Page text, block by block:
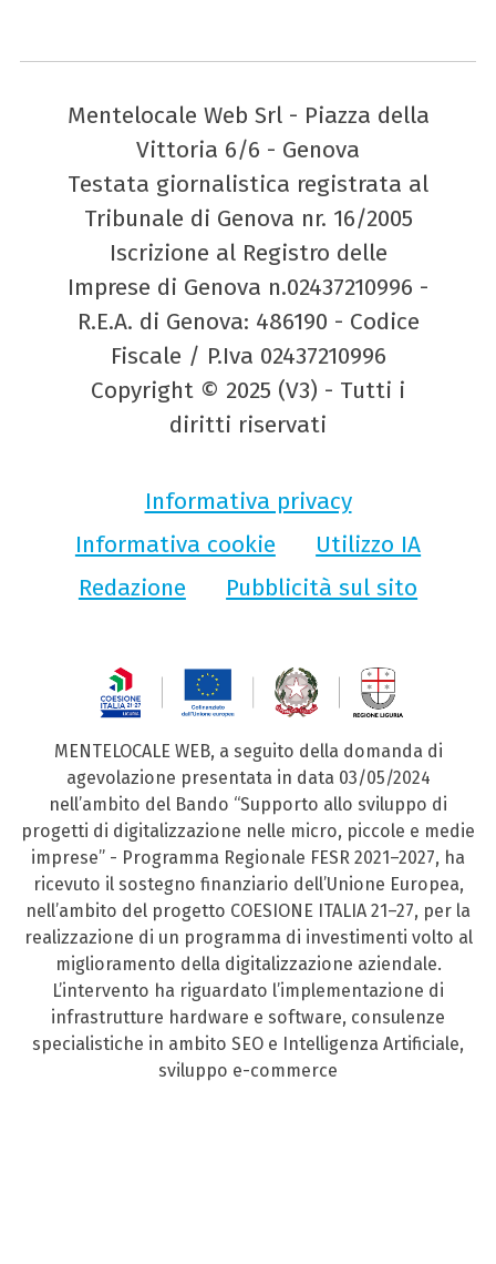
Mentelocale Web Srl - Piazza della
Vittoria 6/6 - Genova
Testata giornalistica registrata al
Tribunale di Genova nr. 16/2005
Iscrizione al Registro delle
Imprese di Genova n.02437210996 -
R.E.A. di Genova: 486190 - Codice
Fiscale / P.Iva 02437210996
Copyright © 2025 (V3) - Tutti i
diritti riservati
Informativa privacy
Informativa cookie
Utilizzo IA
Redazione
Pubblicità sul sito
MENTELOCALE WEB, a seguito della domanda di
agevolazione presentata in data 03/05/2024
nell’ambito del Bando “Supporto allo sviluppo di
progetti di digitalizzazione nelle micro, piccole e medie
imprese” - Programma Regionale FESR 2021–2027, ha
ricevuto il sostegno finanziario dell’Unione Europea,
nell’ambito del progetto COESIONE ITALIA 21–27, per la
realizzazione di un programma di investimenti volto al
miglioramento della digitalizzazione aziendale.
L’intervento ha riguardato l’implementazione di
infrastrutture hardware e software, consulenze
specialistiche in ambito SEO e Intelligenza Artificiale,
sviluppo e-commerce